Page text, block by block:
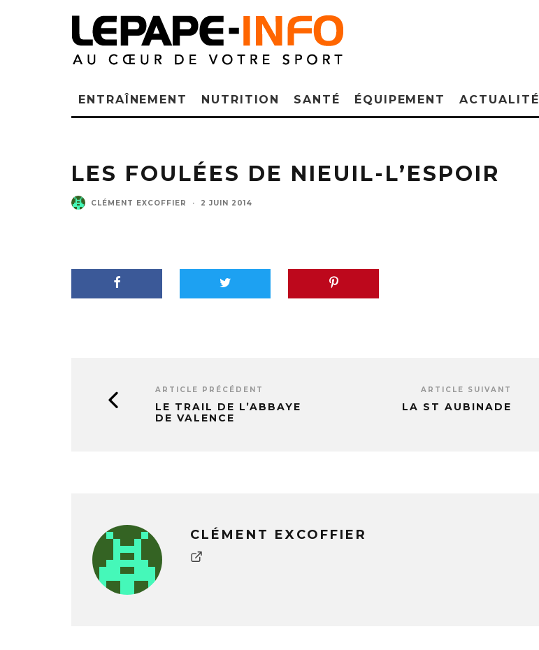
ENTRAÎNEMENT NUTRITION SANTÉ ÉQUIPEMENT ACTUALITÉ
LES FOULÉES DE NIEUIL-L’ESPOIR
CLÉMENT EXCOFFIER · 2 JUIN 2014
ARTICLE PRÉCÉDENT
LE TRAIL DE L’ABBAYE
DE VALENCE
ARTICLE SUIVANT
LA ST AUBINADE
CLÉMENT EXCOFFIER